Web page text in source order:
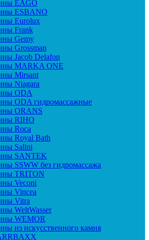
EAGO
ESBANO
Eurolux
Frank
Gemy
Grossman
Jacob Delafon
MARKA ONE
Mirsant
Niagara
ODA
ODA гидромассажные
ORANS
RIHO
Roca
Royal Bath
Salini
SANTEK
SSWW без гидромассажа
TRITON
Veconi
Vincea
Vitra
WeltWasser
WEMOR
из искусственного камня